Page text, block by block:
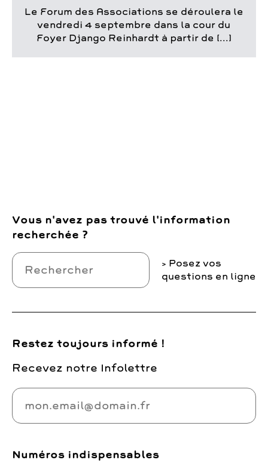
Le Forum des Associations se déroulera le
vendredi 4 septembre dans la cour du
Foyer Django Reinhardt à partir de [...]
Vous n'avez pas trouvé l'information
recherchée ?
Posez vos
questions en ligne
Restez toujours informé !
Recevez notre Infolettre
Numéros indispensables